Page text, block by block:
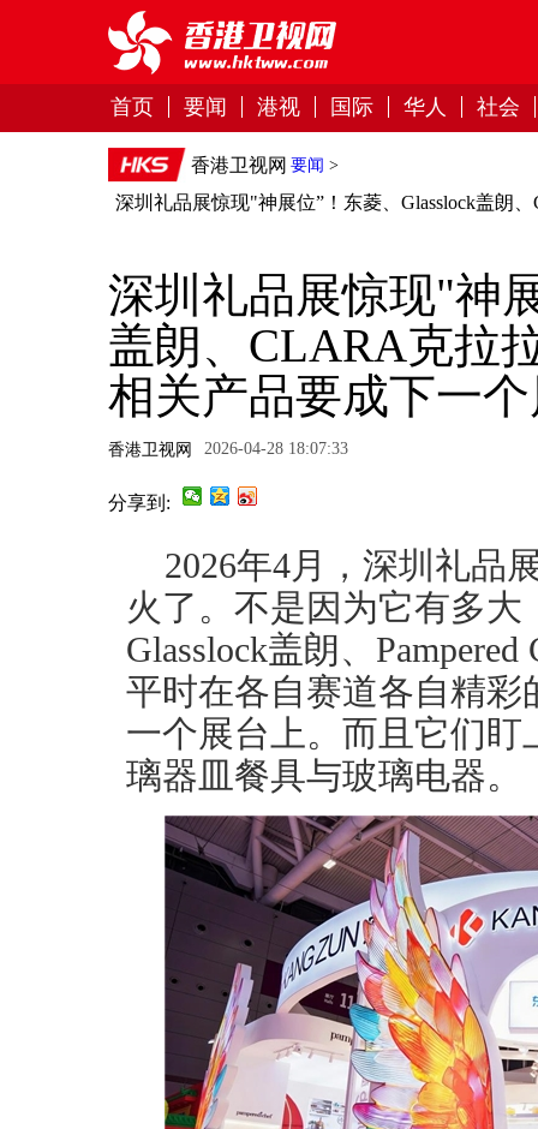
首页 要闻 港视 国际 华人 社会
香港卫视网 要闻 >
深圳礼品展惊现"神展位”！东菱、Glasslock盖朗
深圳礼品展惊现"神
盖朗、CLARA克拉
相关产品要成下一
香港卫视网 2026-04-28 18:07:33
分享到:
2026年4月，深圳礼品
火了。不是因为它有多
Glasslock盖朗、
平时在各自赛道各自精
一个展台上。而且它们
璃器皿餐具与玻璃电器。